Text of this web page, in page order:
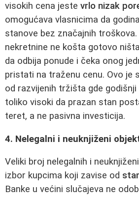
visokih cena jeste vrlo nizak
omogućava vlasnicima da
stanove bez značajnih
nekretnine ne košta gotovo
da odbija ponude i čeka onog
pristati na traženu cenu. Ovo je
od razvijenih tržišta gde
toliko visoki da prazan stan
teret, a ne pasivna investicija.
4. Nelegalni i neuknjiženi
Veliki broj nelegalnih i
izbor kupcima koji zavise od
Banke u većini slučajeva ne